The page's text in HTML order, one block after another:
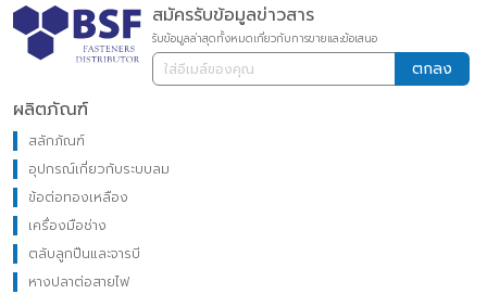
สมัครรับข้อมูลข่าวสาร
รับข้อมูลล่าสุดทั้งหมดเกี่ยวกับการขายและข้อเสนอ
ตกลง
ผลิตภัณฑ์
สลักภัณฑ์
อุปกรณ์เกี่ยวกับระบบลม
ข้อต่อทองเหลือง
เครื่องมือช่าง
ตลับลูกปืนและจารบี
หางปลาต่อสายไฟ